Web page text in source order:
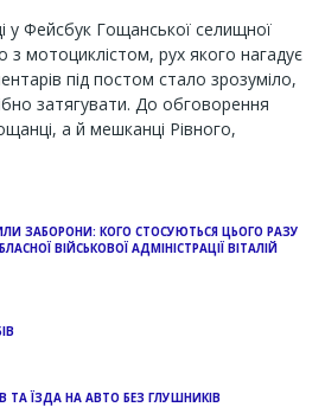
у Фейсбук Гощанської селищної
з мотоциклістом, рух якого нагадує
під постом стало зрозуміло,
затягувати. До обговорення
а й мешканці Рівного,
ЗАБОРОНИ: КОГО СТОСУЮТЬСЯ ЦЬОГО РАЗУ
ВІЙСЬКОВОЇ АДМІНІСТРАЦІЇ ВІТАЛІЙ
ТА ЇЗДА НА АВТО БЕЗ ГЛУШНИКІВ